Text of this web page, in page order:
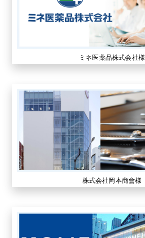
ミネ医薬品株式会社様
株式会社岡本商會様